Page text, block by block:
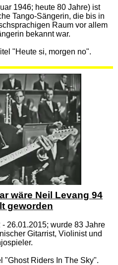
1946; heute 80 Jahre) ist
Tango-Sängerin, die bis in
Raum vor allem
bekannt war.
"Heute si, morgen no".
wäre Neil Levang 94
geworden
26.01.2015; wurde 83 Jahre
Gitarrist, Violinist und
"Ghost Riders In The Sky".